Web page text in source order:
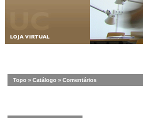
Topo » Catálogo » Comentários